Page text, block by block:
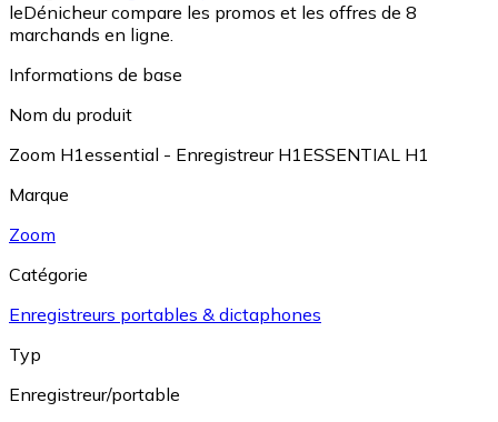
leDénicheur compare les promos et les offres de 8
marchands en ligne.
Informations de base
Nom du produit
Zoom H1essential - Enregistreur H1ESSENTIAL H1
Marque
Zoom
Catégorie
Enregistreurs portables & dictaphones
Typ
Enregistreur/portable